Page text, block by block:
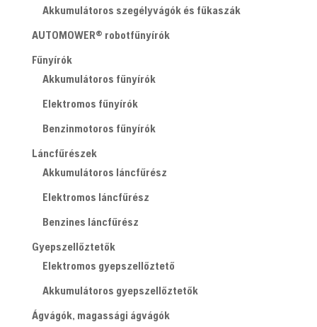
Akkumulátoros szegélyvágók és fűkaszák
AUTOMOWER® robotfűnyírók
Fűnyírók
Akkumulátoros fűnyírók
Elektromos fűnyírók
Benzinmotoros fűnyírók
Láncfűrészek
Akkumulátoros láncfűrész
Elektromos láncfűrész
Benzines láncfűrész
Gyepszellőztetők
Elektromos gyepszellőztető
Akkumulátoros gyepszellőztetők
Ágvágók, magassági ágvágók